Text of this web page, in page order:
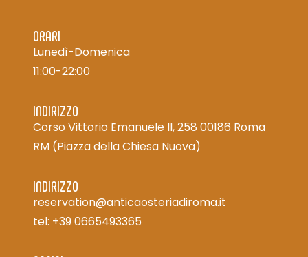
ORARI
Lunedì-Domenica
11:00-22:00
INDIRIZZO
Corso Vittorio Emanuele II, 258 00186 Roma
RM (Piazza della Chiesa Nuova)
INDIRIZZO
reservation@anticaosteriadiroma.it
tel: +39 0665493365